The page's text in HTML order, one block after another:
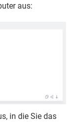
aus:
in die Sie das